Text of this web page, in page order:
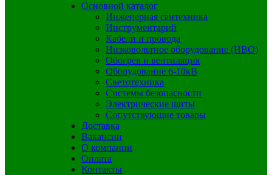
Основной каталог
Инженерная сантехника
Инструментарий
Кабели и провода
Низковольтное оборудование (НВО)
Обогрев и вентиляция
Оборудование 6-10кВ
Светотехника
Системы безопасности
Электрические щиты
Сопутствующие товары
Доставка
Вакансии
О компании
Оплата
Контакты